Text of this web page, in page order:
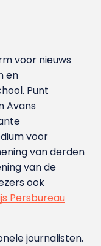
voor nieuws
en
Punt
Avans
voor
van derden
van de
ook
Persbureau
journalisten.